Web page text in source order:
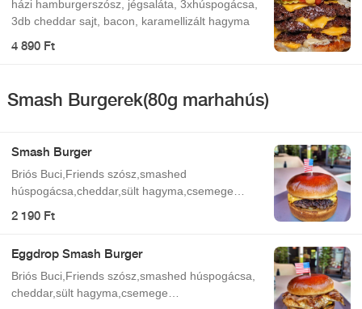
házi hamburgerszósz, jégsaláta, 3xhúspogácsa,
3db cheddar sajt, bacon, karamellizált hagyma
4 890 Ft
Smash Burgerek(80g marhahús)
Smash Burger
Briós Buci,Friends szósz,smashed
húspogácsa,cheddar,sült hagyma,csemege
2 190 Ft
Eggdrop Smash Burger
Briós Buci,Friends szósz,smashed húspogácsa,
cheddar,sült hagyma,csemege